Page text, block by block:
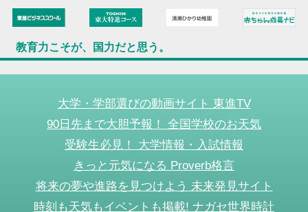
教育力こそが、国力だと思う。
大学・学部選びの動画サイト 東進TV
90日先まで大胆予報！ 全国学校のお天気
受験生必見！ 大学情報・入試情報
きっと元気になる Proverb格言
将来の夢や進路を見つけよう 未来発見サイト
時刻も天気もイベントも掲載! ナガセ世界時計